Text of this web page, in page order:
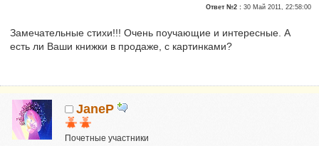
Ответ №2 :30 Май 2011, 22:58:00
Замечательные стихи!!! Очень поучающие и интересные. А
есть ли Ваши книжки в продаже, с картинками?
JaneP
Почетные участники